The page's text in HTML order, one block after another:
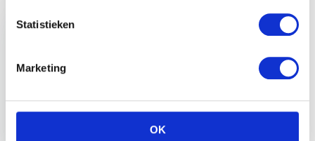
Statistieken
Marketing
OK
Dandy Brush Hard 2
Colors IRH - Bronze